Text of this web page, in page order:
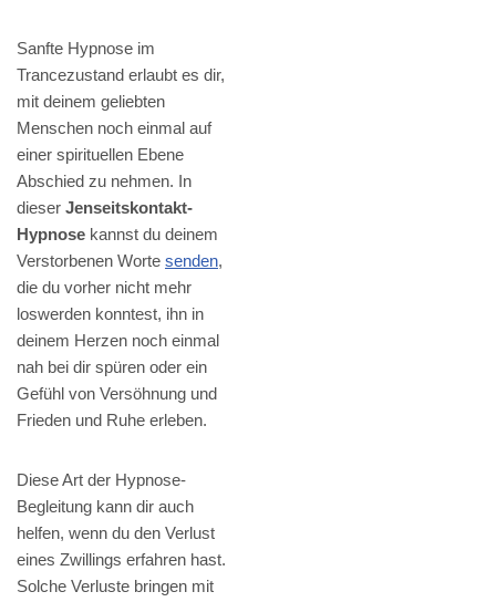
Sanfte Hypnose im
Trancezustand erlaubt es dir,
mit deinem geliebten
Menschen noch einmal auf
einer spirituellen Ebene
Abschied zu nehmen. In
dieser Jenseitskontakt-
Hypnose kannst du deinem
Verstorbenen Worte senden,
die du vorher nicht mehr
loswerden konntest, ihn in
deinem Herzen noch einmal
nah bei dir spüren oder ein
Gefühl von Versöhnung und
Frieden und Ruhe erleben.
Diese Art der Hypnose-
Begleitung kann dir auch
helfen, wenn du den Verlust
eines Zwillings erfahren hast.
Solche Verluste bringen mit